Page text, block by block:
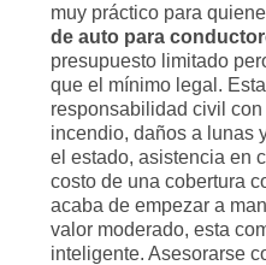
muy práctico para
de auto para
presupuesto limitado
que el mínimo legal.
responsabilidad civil
incendio, daños a lunas
el estado, asistencia en
costo de una cobertura
acaba de empezar a
valor moderado, esta
inteligente. Asesorarse